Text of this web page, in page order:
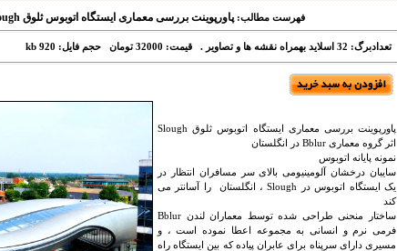
فهرست مطالب: پاورپوینت بررسی معماری ایستگاه اتوبوس ثلوق Slough اثر گروه معماری Bblur در انگلستان
تعدادبرگ: 32 اسلاید بهمراه نقشه ها و تصاویر . قیمت: 32000 تومان حجم فایل: 920 kb
پاورپوینت بررسی معماری ایستگاه اتوبوس ثلوق Slough
اثر گروه معماری Bblur در انگلستان
نمونه پایانه اتوبوس
سایبان درخشان آلومینیومی بالای سر مسافران انتظار در
یک ایستگاه اتوبوس در Slough ، انگلستان را آسانتر می
کند
ساختار منحنی طراحی شده توسط معماران لندن Bblur
فرمی نرم و انسانی به مجموعه اعطا نموده است ، و
مسیری دارای سرپناه برای عابران پیاده که بین ایستگاه راه